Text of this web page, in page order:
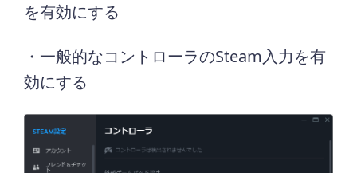
を有効にする
・一般的なコントローラのSteam入力を有
効にする